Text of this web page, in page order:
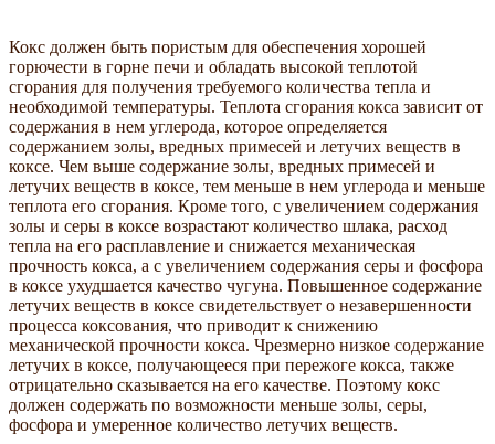
Кокс должен быть пористым для обеспечения хорошей
горючести в горне печи и обладать высокой теплотой
сгорания для получения требуемого количества тепла и
необходимой температуры. Теплота сгорания кокса зависит от
содержания в нем углерода, которое определяется
содержанием золы, вредных примесей и летучих веществ в
коксе. Чем выше содержание золы, вредных примесей и
летучих веществ в коксе, тем меньше в нем углерода и меньше
теплота его сгорания. Кроме того, с увеличением содержания
золы и серы в коксе возрастают количество шлака, расход
тепла на его расплавление и снижается механическая
прочность кокса, а с увеличением содержания серы и фосфора
в коксе ухудшается качество чугуна. Повышенное содержание
летучих веществ в коксе свидетельствует о незавершенности
процесса коксования, что приводит к снижению
механической прочности кокса. Чрезмерно низкое содержание
летучих в коксе, получающееся при пережоге кокса, также
отрицательно сказывается на его качестве. Поэтому кокс
должен содержать по возможности меньше золы, серы,
фосфора и умеренное количество летучих веществ.